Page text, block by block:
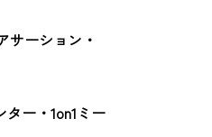
サーション・
ー・1on1ミー